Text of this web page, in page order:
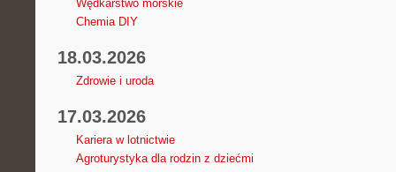
Wędkarstwo morskie
Chemia DIY
18.03.2026
Zdrowie i uroda
17.03.2026
Kariera w lotnictwie
Agroturystyka dla rodzin z dziećmi